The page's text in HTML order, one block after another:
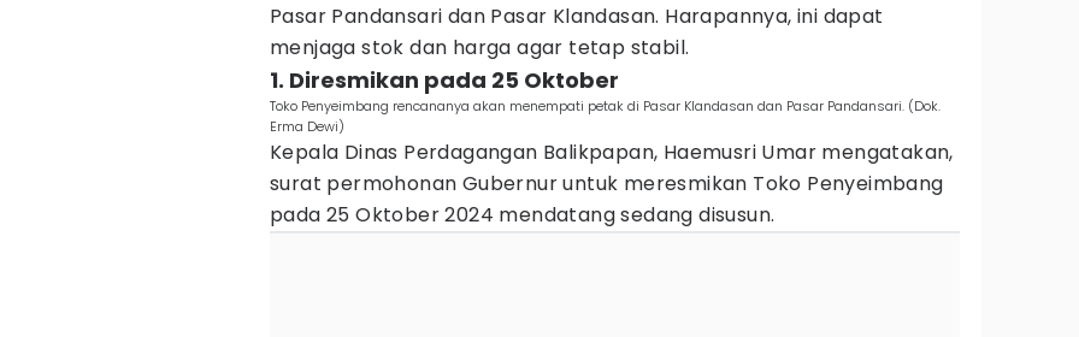
Pasar Pandansari dan Pasar Klandasan. Harapannya, ini dapat
menjaga stok dan harga agar tetap stabil.
1. Diresmikan pada 25 Oktober
Toko Penyeimbang rencananya akan menempati petak di Pasar Klandasan dan Pasar Pandansari. (Dok.
Erma Dewi)
Kepala Dinas Perdagangan Balikpapan, Haemusri Umar mengatakan,
surat permohonan Gubernur untuk meresmikan Toko Penyeimbang
pada 25 Oktober 2024 mendatang sedang disusun.